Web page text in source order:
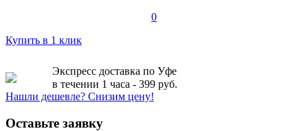
0
Купить в 1 клик
Экспресс доставка по Уфе
в течении 1 часа - 399 руб.
Нашли дешевле? Снизим цену!
Оставьте заявку